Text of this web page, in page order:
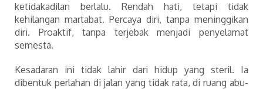
ketidakadilan berlalu. Rendah hati, tetapi tidak
kehilangan martabat. Percaya diri, tanpa meninggikan
diri. Proaktif, tanpa terjebak menjadi penyelamat
semesta.
Kesadaran ini tidak lahir dari hidup yang steril. Ia
dibentuk perlahan di jalan yang tidak rata, di ruang abu-